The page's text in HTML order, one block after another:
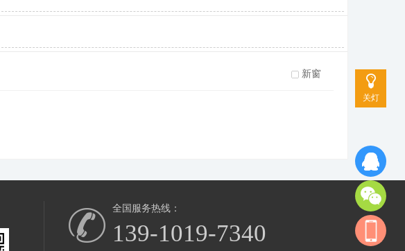
关灯
新窗
全国服务热线：
139-1019-7340